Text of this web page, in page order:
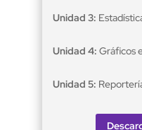
Unidad 3:
Unidad 4: Gráficos
Unidad 5: